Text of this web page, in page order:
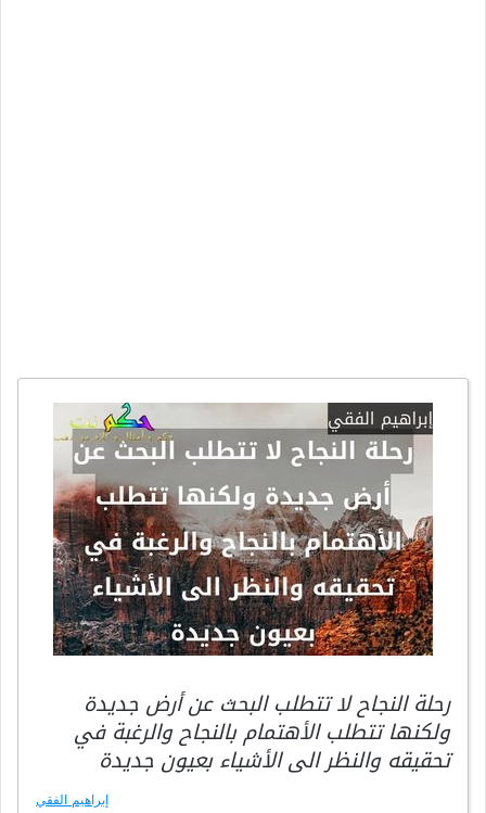
رحلة النجاح لا تتطلب البحث عن أرض جديدة
ولكنها تتطلب الأهتمام بالنجاح والرغبة في
تحقيقه والنظر الى الأشياء بعيون جديدة
إبراهيم الفقي